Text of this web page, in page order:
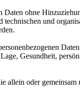
Daten ohne
und
Gesundheit,
oder